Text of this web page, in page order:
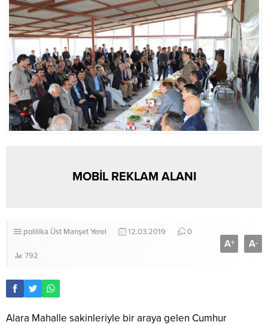
MOBİL REKLAM ALANI
politika Üst ManşetYerel 12.03.2019 0
792
A+ A-
Alara Mahalle sakinleriyle bir araya gelen Cumhur